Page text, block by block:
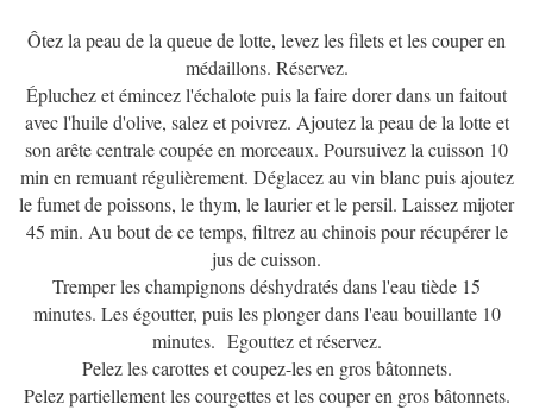
Ôtez la peau de la queue de lotte, levez les filets et les couper en
médaillons. Réservez.
Épluchez et émincez l'échalote puis la faire dorer dans un faitout
avec l'huile d'olive, salez et poivrez. Ajoutez la peau de la lotte et
son arête centrale coupée en morceaux. Poursuivez la cuisson 10
min en remuant régulièrement. Déglacez au vin blanc puis ajoutez
le fumet de poissons, le thym, le laurier et le persil. Laissez mijoter
45 min. Au bout de ce temps, filtrez au chinois pour récupérer le
jus de cuisson.
Tremper les champignons déshydratés dans l'eau tiède 15
minutes. Les égoutter, puis les plonger dans l'eau bouillante 10
minutes. Egouttez et réservez.
Pelez les carottes et coupez-les en gros bâtonnets.
Pelez partiellement les courgettes et les couper en gros bâtonnets.